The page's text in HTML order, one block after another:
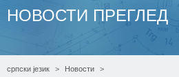
НОВОСТИ ПРЕГЛЕД
српски језик Новости